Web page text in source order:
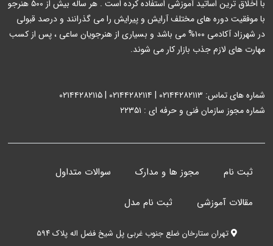
با اخلاق ترین اساتید آموزشی استفاده کرده است . هر ساله بیش از ۵۰۰ هنرجو
با موفقیت دوره های مختلف آرایش و پیرایش را می گذرانند و درصد قبولی
در شهرزاد آکادمی ۱۰۰% می باشد و بسیاری از هنرجویان ساعی ، پس از کسب
مهارت های لازم جذب بازار کار می شوند.
شماره های تماس: ۰۲۱۴۴۲۸۲۱۱۳ | ۰۲۱۴۴۲۸۲۱۱۴ | ۰۲۱۴۴۲۸۲۱۱۵
شماره مجوز سازمان فنی و حرفه ای : ۲۲۳۵۱
ثبت نام مجوز ها و مدارک سوالات متداول
مقالات آموزشی ثبت نام مدل
تهران ستارخان ضلع جنوب غربی پل شیخ فضل اله پلاک ۵۹۴